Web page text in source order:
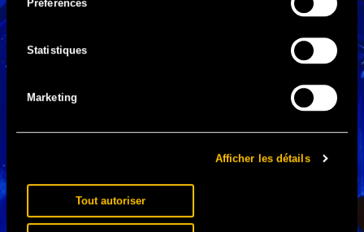
Préférences
Statistiques
Marketing
Afficher les détails
Tout autoriser